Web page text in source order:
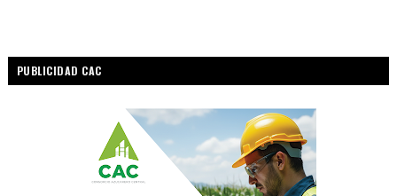
PUBLICIDAD CAC